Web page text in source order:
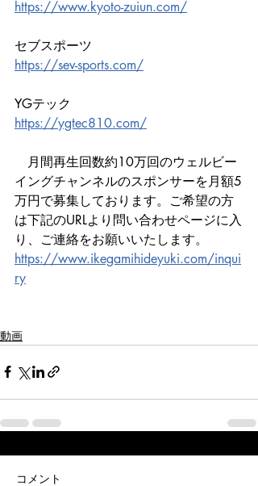
https://www.kyoto-zuiun.com/
セブスポーツ
https://sev-sports.com/
YGテック
https://ygtec810.com/
月間再生回数約10万回のウェルビー
イングチャンネルのスポンサーを月額5
万円で募集しております。ご希望の方
は下記のURLより問い合わせページに入
り、ご連絡をお願いいたします。
https://www.ikegamihideyuki.com/inqui
ry
動画
コメント